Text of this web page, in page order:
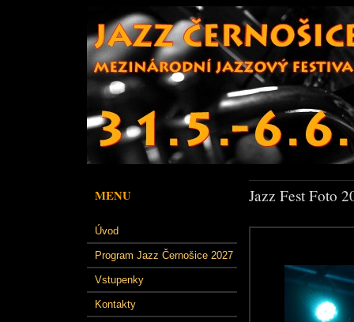
MENU
Úvod
Program Jazz Černošice 2027
Vstupenky
Kontakty
Jazz Fest Foto